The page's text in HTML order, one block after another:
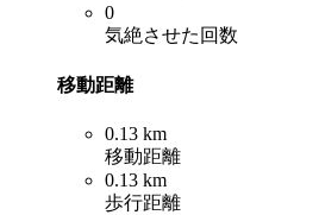
0
気絶させた回数
移動距離
0.13 km
移動距離
0.13 km
歩行距離